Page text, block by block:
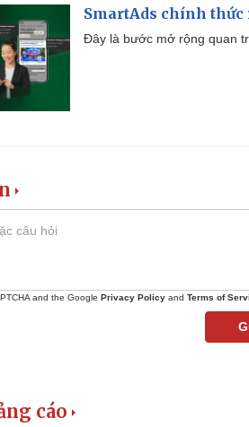
SmartAds chính
Đây là bước mở rộng quan
and the Google Privacy Policy and Terms of